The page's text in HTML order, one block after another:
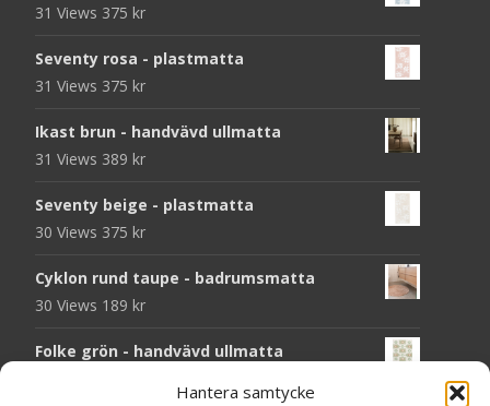
Hantera samtycke
31 Views 375 kr
Seventy rosa - plastmatta
31 Views 375 kr
Ikast brun - handvävd ullmatta
31 Views 389 kr
Seventy beige - plastmatta
30 Views 375 kr
Cyklon rund taupe - badrumsmatta
30 Views 189 kr
Folke grön - handvävd ullmatta